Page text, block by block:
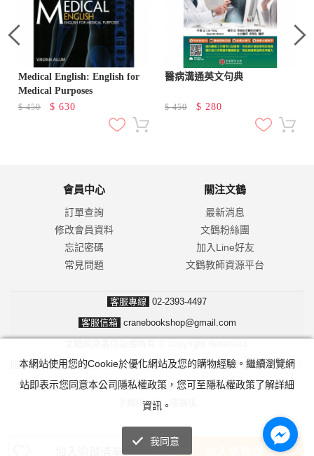
加入追蹤清單
Medical English: English for
Medical Purposes
$450 $ 630
醫病溝通英文句典
$450 $ 280
會員中心
訂單查詢
修改會員資料
忘記密碼
常見問題
關注文鶴
最新消息
文鶴粉絲團
加入Line好友
文鶴教師資源平台
客服專線 02-2393-4497
客服信箱 cranebookshop@gmail.com
防詐騙！我們不會要求並指示您至ATM操作。ATM只有匯款及轉帳功能，
無法解除分期付款或訂單錯誤問題。隨時可撥打165反詐騙諮詢專線。
手機版 |
本網站使用您的Cookie於優化網站及您的購物經驗。繼續瀏覽網
站即表示您同意本公司隱私權政策，您可至隱私權政策了解詳細
資訊。
我同意